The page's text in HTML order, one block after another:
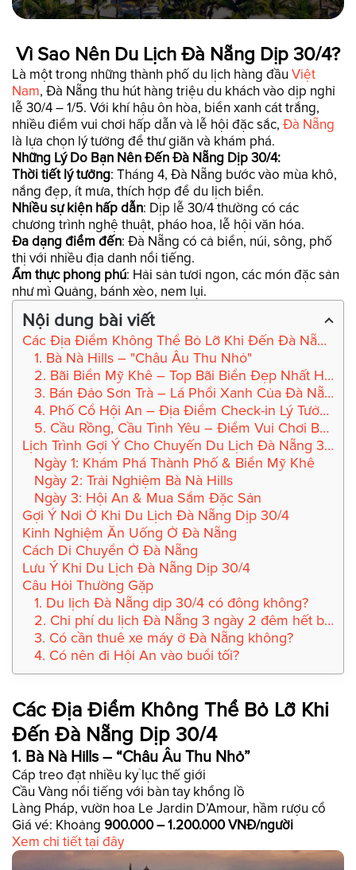
Vì Sao Nên Du Lịch Đà Nẵng Dịp 30/4?
Là một trong những thành phố du lịch hàng đầu Việt
Nam, Đà Nẵng thu hút hàng triệu du khách vào dịp nghỉ
lễ 30/4 – 1/5. Với khí hậu ôn hòa, biển xanh cát trắng,
nhiều điểm vui chơi hấp dẫn và lễ hội đặc sắc, Đà Nẵng
là lựa chọn lý tưởng để thư giãn và khám phá.
Những Lý Do Bạn Nên Đến Đà Nẵng Dịp 30/4:
Thời tiết lý tưởng: Tháng 4, Đà Nẵng bước vào mùa khô,
nắng đẹp, ít mưa, thích hợp để du lịch biển.
Nhiều sự kiện hấp dẫn: Dịp lễ 30/4 thường có các
chương trình nghệ thuật, pháo hoa, lễ hội văn hóa.
Đa dạng điểm đến: Đà Nẵng có cả biển, núi, sông, phố
thị với nhiều địa danh nổi tiếng.
Ẩm thực phong phú: Hải sản tươi ngon, các món đặc sản
như mì Quảng, bánh xèo, nem lụi.
Nội dung bài viết
Các Địa Điểm Không Thể Bỏ Lỡ Khi Đến Đà Nẵng Dịp 30/4
1. Bà Nà Hills – "Châu Âu Thu Nhỏ"
2. Bãi Biển Mỹ Khê – Top Bãi Biển Đẹp Nhất Hành Tinh
3. Bán Đảo Sơn Trà – Lá Phổi Xanh Của Đà Nẵng
4. Phố Cổ Hội An – Địa Điểm Check-in Lý Tưởng
5. Cầu Rồng, Cầu Tình Yêu – Điểm Vui Chơi Buổi Tối
Lịch Trình Gợi Ý Cho Chuyến Du Lịch Đà Nẵng 3N2Đ
Ngày 1: Khám Phá Thành Phố & Biển Mỹ Khê
Ngày 2: Trải Nghiệm Bà Nà Hills
Ngày 3: Hội An & Mua Sắm Đặc Sản
Gợi Ý Nơi Ở Khi Du Lịch Đà Nẵng Dịp 30/4
Kinh Nghiệm Ăn Uống Ở Đà Nẵng
Cách Di Chuyển Ở Đà Nẵng
Lưu Ý Khi Du Lịch Đà Nẵng Dịp 30/4
Câu Hỏi Thường Gặp
1. Du lịch Đà Nẵng dịp 30/4 có đông không?
2. Chi phí du lịch Đà Nẵng 3 ngày 2 đêm hết bao nhiêu?
3. Có cần thuê xe máy ở Đà Nẵng không?
4. Có nên đi Hội An vào buổi tối?
Các Địa Điểm Không Thể Bỏ Lỡ Khi
Đến Đà Nẵng Dịp 30/4
1. Bà Nà Hills – “Châu Âu Thu Nhỏ”
Cáp treo đạt nhiều kỷ lục thế giới
Cầu Vàng nổi tiếng với bàn tay khổng lồ
Làng Pháp, vườn hoa Le Jardin D’Amour, hầm rượu cổ
Giá vé: Khoảng 900.000 – 1.200.000 VNĐ/người
Xem chi tiết tại đây